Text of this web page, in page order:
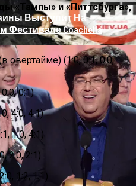
Влетел В
Двое Погибших
Выступит На
Фестивале Coachella
«Тампы» и «Питтсбурга»,
овертайме) (1:0, 0:1, 0:0,
0:1)
4:0, 4:1)
1:0, 4:1)
2:0, 2:1)
1:2, 1:1)